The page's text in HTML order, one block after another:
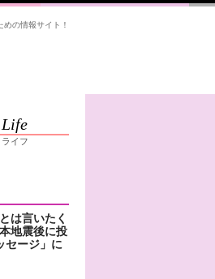
の情報サイト！
Life
ライフ
は言いたく
地震後に投
セージ」に